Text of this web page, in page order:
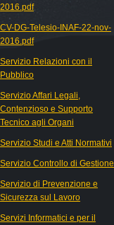
2016.pdf
CV-DG-Telesio-INAF-22-nov-
2016.pdf
Servizio Relazioni con il
Pubblico
Servizio Affari Legali,
Contenzioso e Supporto
Tecnico agli Organi
Servizio Studi e Atti Normativi
Servizio Controllo di Gestione
Servizio di Prevenzione e
Sicurezza sul Lavoro
Servizi Informatici e per il